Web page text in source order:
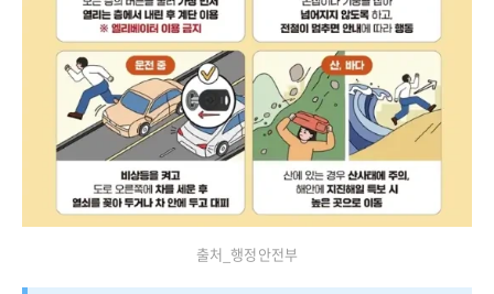
출처_행정안전부